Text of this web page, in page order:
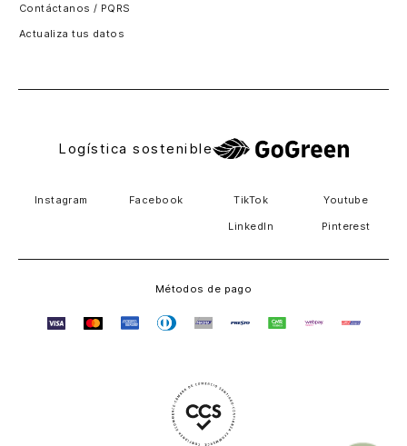
Contáctanos / PQRS
Actualiza tus datos
Logística sostenible
Instagram Facebook TikTok Youtube
LinkedIn Pinterest
Métodos de pago